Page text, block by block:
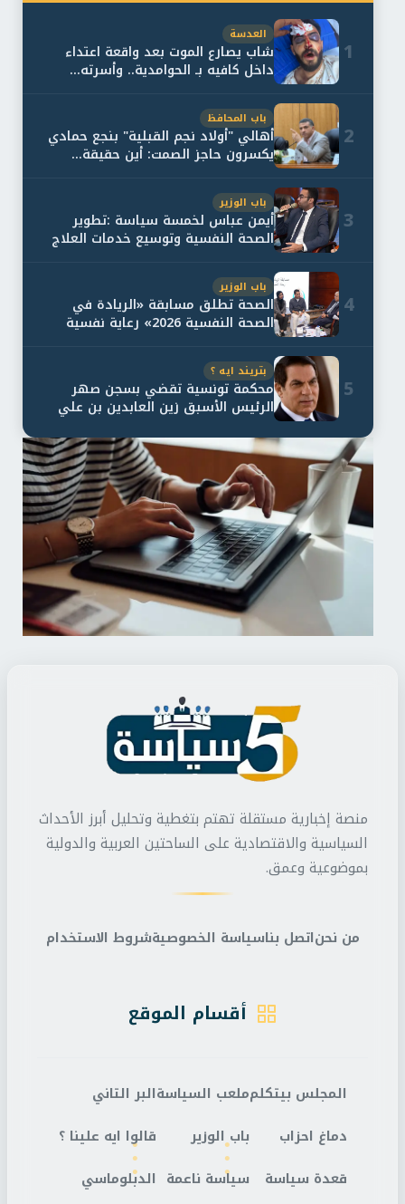
1
العدسة
شاب يصارع الموت بعد واقعة اعتداء
داخل كافيه بـ الحوامدية.. وأسرته...
2
باب المحافظ
أهالي "أولاد نجم القبلية" بنجع حمادي
يكسرون حاجز الصمت: أين حقيقة...
3
باب الوزير
أيمن عباس لخمسة سياسة :تطوير
الصحة النفسية وتوسيع خدمات العلاج
4
باب الوزير
الصحة تطلق مسابقة «الريادة في
الصحة النفسية 2026» رعاية نفسية
5
بتريند ايه ؟
محكمة تونسية تقضي بسجن صهر
الرئيس الأسبق زين العابدين بن علي
منصة إخبارية مستقلة تهتم بتغطية وتحليل أبرز الأحداث
السياسية والاقتصادية على الساحتين العربية والدولية
بموضوعية وعمق.
من نحناتصل بناسياسة الخصوصيةشروط الاستخدام
أقسام الموقع
المجلس بيتكلم
دماغ احزاب
قعدة سياسة
ملعب السياسة
باب الوزير
سياسة ناعمة
البر التاني
قالوا ايه علينا ؟
الدبلوماسي